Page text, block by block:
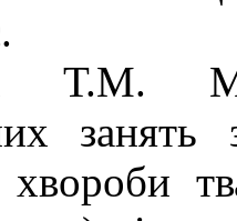
Т.М.
занять
хвороби